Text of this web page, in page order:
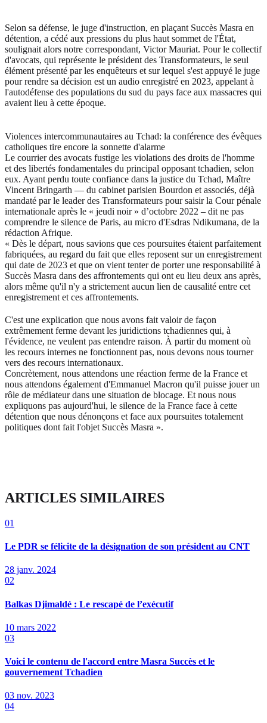
Selon sa défense, le juge d'instruction, en plaçant Succès Masra en
détention, a cédé aux pressions du plus haut sommet de l'État,
soulignait alors notre correspondant, Victor Mauriat. Pour le collectif
d'avocats, qui représente le président des Transformateurs, le seul
élément présenté par les enquêteurs et sur lequel s'est appuyé le juge
pour rendre sa décision est un audio enregistré en 2023, appelant à
l'autodéfense des populations du sud du pays face aux massacres qui
avaient lieu à cette époque.
Violences intercommunautaires au Tchad: la conférence des évêques
catholiques tire encore la sonnette d'alarme
Le courrier des avocats fustige les violations des droits de l'homme
et des libertés fondamentales du principal opposant tchadien, selon
eux. Ayant perdu toute confiance dans la justice du Tchad, Maître
Vincent Bringarth — du cabinet parisien Bourdon et associés, déjà
mandaté par le leader des Transformateurs pour saisir la Cour pénale
internationale après le « jeudi noir » d’octobre 2022 – dit ne pas
comprendre le silence de Paris, au micro d'Esdras Ndikumana, de la
rédaction Afrique.
« Dès le départ, nous savions que ces poursuites étaient parfaitement
fabriquées, au regard du fait que elles reposent sur un enregistrement
qui date de 2023 et que on vient tenter de porter une responsabilité à
Succès Masra dans des affrontements qui ont eu lieu deux ans après,
alors même qu'il n'y a strictement aucun lien de causalité entre cet
enregistrement et ces affrontements.
C'est une explication que nous avons fait valoir de façon
extrêmement ferme devant les juridictions tchadiennes qui, à
l'évidence, ne veulent pas entendre raison. À partir du moment où
les recours internes ne fonctionnent pas, nous devons nous tourner
vers des recours internationaux.
Concrètement, nous attendons une réaction ferme de la France et
nous attendons également d'Emmanuel Macron qu'il puisse jouer un
rôle de médiateur dans une situation de blocage. Et nous nous
expliquons pas aujourd'hui, le silence de la France face à cette
détention que nous dénonçons et face aux poursuites totalement
politiques dont fait l'objet Succès Masra ».
ARTICLES SIMILAIRES
01
Le PDR se félicite de la désignation de son président au CNT
28 janv. 2024
02
Balkas Djimaldé : Le rescapé de l’exécutif
10 mars 2022
03
Voici le contenu de l'accord entre Masra Succès et le
gouvernement Tchadien
03 nov. 2023
04